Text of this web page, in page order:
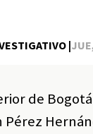
|
de
Pérez